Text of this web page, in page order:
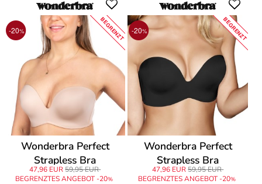
-20% BEGRENZT
Wonderbra Perfect
Strapless Bra
47,96 EUR59,95 EUR
BEGRENZTES ANGEBOT -20%
-20% BEGRENZT
Wonderbra Perfect
Strapless Bra
47,96 EUR 59,95 EUR
BEGRENZTES ANGEBOT -20%